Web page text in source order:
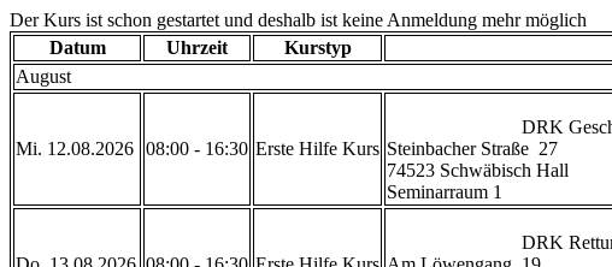
Der Kurs ist schon gestartet und deshalb ist keine Anmeldung mehr möglich
Datum
Uhrzeit Kurstyp
August
Mi. 12.08.2026 08:00 - 16:30 Erste Hilfe Kurs Steinbacher Straße  27
74523 Schwäbisch Hall
Seminarraum 1